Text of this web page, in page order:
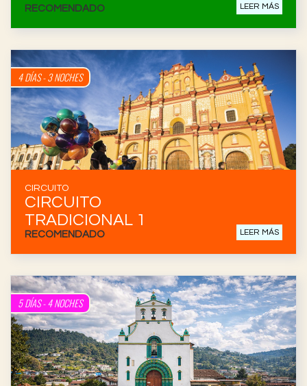
RECOMENDADO LEER MÁS
4 DÍAS - 3 NOCHES
CIRCUITO
CIRCUITO
TRADICIONAL 1
RECOMENDADO LEER MÁS
5 DÍAS - 4 NOCHES